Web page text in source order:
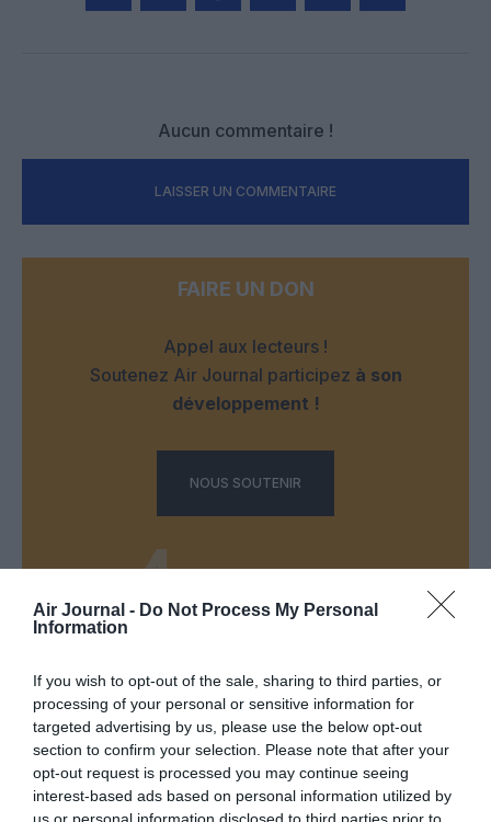
Air Journal - Do Not Process My Personal
Information
If you wish to opt-out of the sale, sharing to third parties, or
processing of your personal or sensitive information for
targeted advertising by us, please use the below opt-out
section to confirm your selection. Please note that after your
opt-out request is processed you may continue seeing
interest-based ads based on personal information utilized by
Aucun commentaire !
LAISSER UN COMMENTAIRE
FAIRE UN DON
Appel aux lecteurs !
Soutenez Air Journal participez à son
développement !
NOUS SOUTENIR
NDRa commenté l'article :
Contrôles aux frontières entre l’Espagne et l’Italie : des
arrivées plus longues, des correspondances à risque